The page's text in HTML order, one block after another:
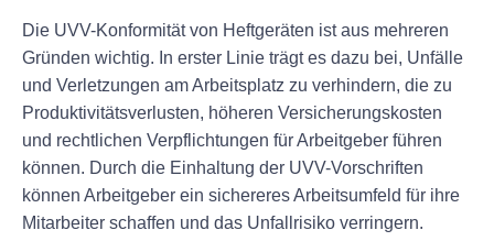
Die UVV-Konformität von Heftgeräten ist aus mehreren
Gründen wichtig. In erster Linie trägt es dazu bei, Unfälle
und Verletzungen am Arbeitsplatz zu verhindern, die zu
Produktivitätsverlusten, höheren Versicherungskosten
und rechtlichen Verpflichtungen für Arbeitgeber führen
können. Durch die Einhaltung der UVV-Vorschriften
können Arbeitgeber ein sichereres Arbeitsumfeld für ihre
Mitarbeiter schaffen und das Unfallrisiko verringern.